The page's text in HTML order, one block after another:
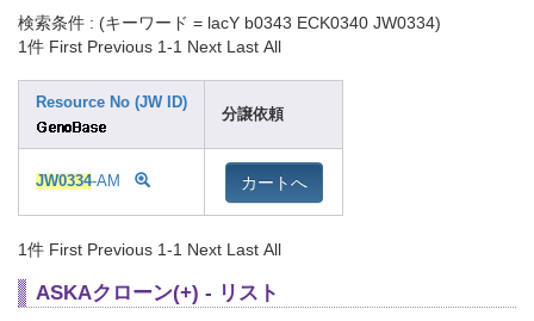
検索条件 : (キーワード = lacY b0343 ECK0340 JW0334)
1件 First Previous 1-1 Next Last All
Resource No (JW ID)
分譲依頼
JW0334-AM カートへ
1件 First Previous 1-1 Next Last All
ASKAクローン(+) - リスト